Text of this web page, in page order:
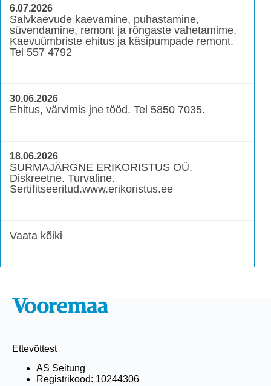
6.07.2026
Salvkaevude kaevamine, puhastamine,
süvendamine, remont ja rõngaste vahetamime.
Kaevuümbriste ehitus ja käsipumpade remont.
Tel 557 4792
30.06.2026
Ehitus, värvimis jne tööd. Tel 5850 7035.
18.06.2026
SURMAJÄRGNE ERIKORISTUS OÜ.
Diskreetne. Turvaline.
Sertifitseeritud.www.erikoristus.ee
Vaata kõiki
Ettevõttest
AS Seitung
Registrikood: 10244306